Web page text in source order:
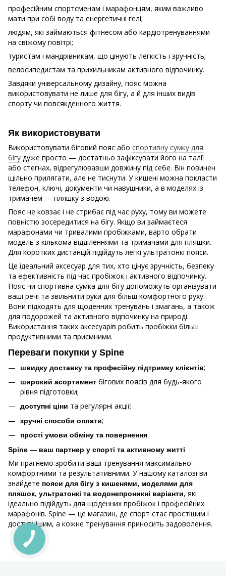
професійним спортсменам і марафонцям, яким важливо
мати при собі воду та енергетичні гелі;
людям, які займаються фітнесом або кардіотренуваннями
на свіжому повітрі;
туристам і мандрівникам, що цінують легкість і зручність;
велосипедистам та прихильникам активного відпочинку.
Завдяки універсальному дизайну, пояс можна
використовувати не лише для бігу, а й для інших видів
спорту чи повсякденного життя.
Як використовувати
Використовувати біговий пояс або спортивну сумку для
бігу дуже просто — достатньо зафіксувати його на талії
або стегнах, відрегулювавши довжину під себе. Він повинен
щільно прилягати, але не тиснути. У кишені можна покласти
телефон, ключі, документи чи навушники, а в моделях із
тримачем — пляшку з водою.
Пояс не ковзає і не стрибає під час руху, тому ви можете
повністю зосередитися на бігу. Якщо ви займаєтеся
марафонами чи тривалими пробіжками, варто обрати
модель з кількома відділеннями та тримачами для пляшки.
Для коротких дистанцій підійдуть легкі ультратонкі пояси.
Це ідеальний аксесуар для тих, хто цінує зручність, безпеку
та ефективність під час пробіжок і активного відпочинку.
Пояс чи спортивна сумка для бігу допоможуть організувати
ваші речі та звільнити руки для більш комфортного руху.
Вони підходять для щоденних тренувань і змагань, а також
для подорожей та активного відпочинку на природі.
Використання таких аксесуарів робить пробіжки більш
продуктивними та приємними.
Переваги покупки у Spine
швидку доставку та професійну підтримку клієнтів;
широкий асортимент бігових поясів для будь-якого
рівня підготовки;
доступні ціни та регулярні акції;
зручні способи оплати;
прості умови обміну та повернення.
Spine — ваш партнер у спорті та активному житті
Ми прагнемо зробити ваші тренування максимально
комфортними та результативними. У нашому каталозі ви
знайдете пояси для бігу з кишенями, моделями для
пляшок, ультратонкі та водонепроникні варіанти, які
ідеально підійдуть для щоденних пробіжок і професійних
марафонів. Spine — це магазин, де спорт стає простішим і
доступнішим, а кожне тренування приносить задоволення.